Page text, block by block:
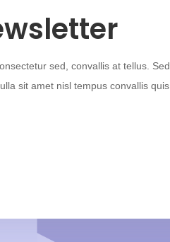
sed, convallis at tellus. Sed
sit amet nisl tempus convallis quis